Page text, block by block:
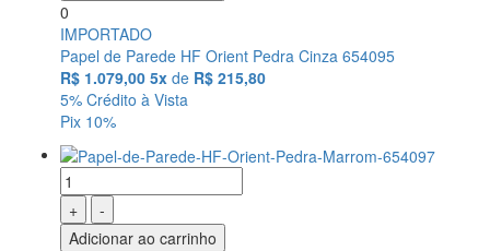
0
IMPORTADO
Papel de Parede HF Orient Pedra Cinza 654095
R$ 1.079,00 5x de R$ 215,80
5% Crédito à Vista
Pix 10%
+
-
Adicionar ao carrinho